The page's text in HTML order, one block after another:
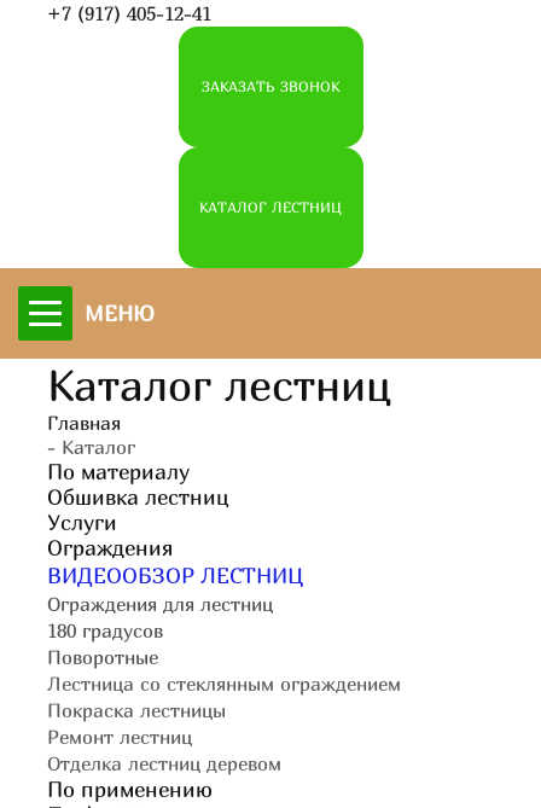
+7 (917) 405-12-41
ЗАКАЗАТЬ ЗВОНОК
КАТАЛОГ ЛЕСТНИЦ
деревянные лестницы•изготовление
•монтаж•обшивка•покраска
Брент Вуд
Звонки ежедневно
с 07:00 до 23:00
МЕНЮ
Каталог лестниц
Главная
- Каталог
По материалу
Обшивка лестниц
Услуги
Ограждения
ВИДЕООБЗОР ЛЕСТНИЦ
Ограждения для лестниц
180 градусов
Поворотные
Лестница со стеклянным ограждением
Покраска лестницы
Ремонт лестниц
Отделка лестниц деревом
По применению